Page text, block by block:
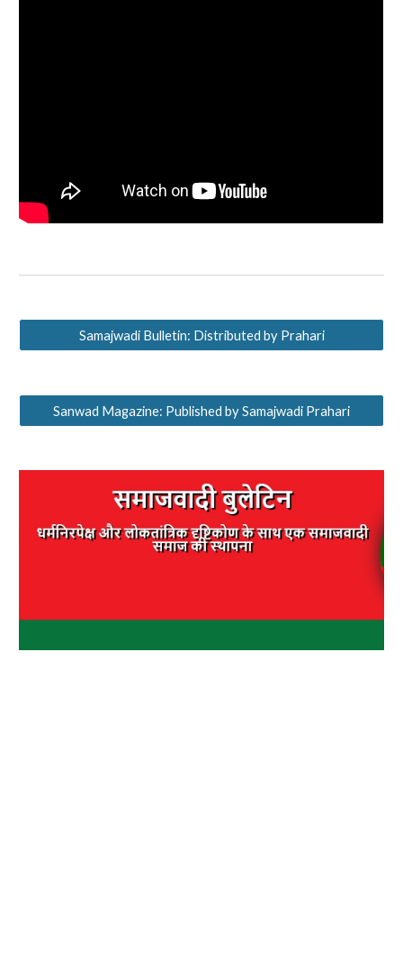
Samajwadi Bulletin: Distributed by Prahari
Sanwad Magazine: Published by Samajwadi Prahari